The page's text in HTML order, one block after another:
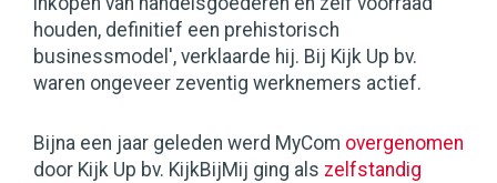
houden, definitief een prehistorisch
businessmodel', verklaarde hij. Bij Kijk Up bv.
waren ongeveer zeventig werknemers actief.
Bijna een jaar geleden werd MyCom overgenomen
door Kijk Up bv. KijkBijMij ging als zelfstandig